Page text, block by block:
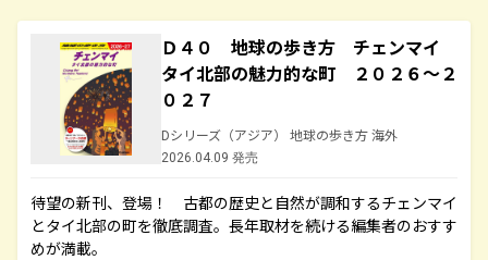
Ｄ４０ 地球の歩き方 チェンマイ
タイ北部の魅力的な町 ２０２６～２
０２７
Dシリーズ（アジア） 地球の歩き方 海外
2026.04.09 発売
待望の新刊、登場！ 古都の歴史と自然が調和するチェンマイ
とタイ北部の町を徹底調査。長年取材を続ける編集者のおすす
めが満載。